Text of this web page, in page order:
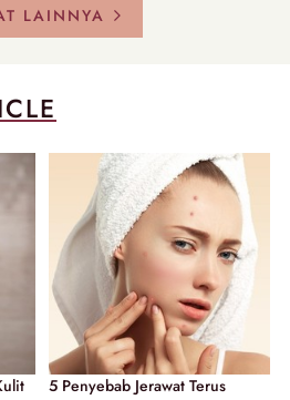
LAINNYA
5 Penyebab Jerawat Terus